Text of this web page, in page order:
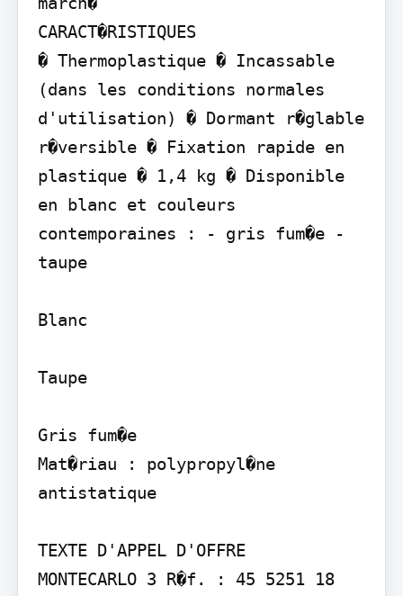
CARACT�RISTIQUES
� Thermoplastique � Incassable
(dans les conditions normales
d'utilisation) � Dormant r�glable
r�versible � Fixation rapide en
plastique � 1,4 kg � Disponible
en blanc et couleurs
contemporaines : - gris fum�e -
taupe
Blanc
Taupe
Gris fum�e
Mat�riau : polypropyl�ne
antistatique
TEXTE D'APPEL D'OFFRE
MONTECARLO 3 R�f. : 45 5251 18